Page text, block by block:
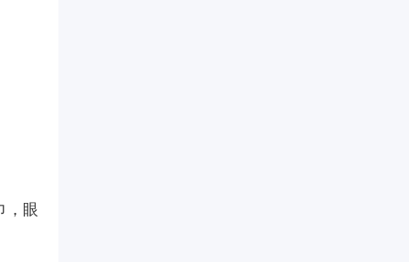
，眼